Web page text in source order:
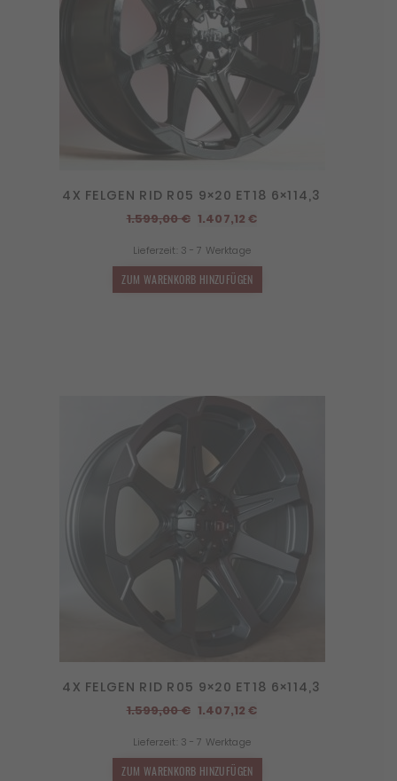
4X FELGEN RID R05 9×20 ET18 6×114,3
1.599,00€ Ursprünglicher
war:
1.599,00 €
1.407,12€Aktueller
Lieferzeit: 3 - 7 Werktage
ZUM WARENKORB HINZUFÜGEN
4X FELGEN RID R05 9×20 ET18 6×114,3
1.599,00€ Ursprünglicher
war:
1.599,00 €
1.407,12€Aktueller
Lieferzeit: 3 - 7 Werktage
ZUM WARENKORB HINZUFÜGEN